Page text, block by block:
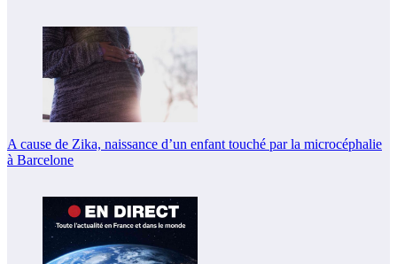
A cause de Zika, naissance d’un enfant touché par la microcéphalie
à Barcelone